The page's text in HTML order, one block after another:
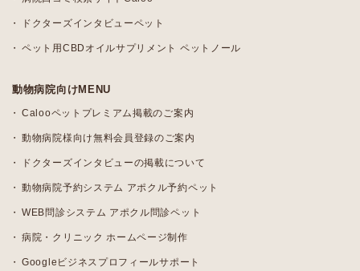
ドクターズインタビューペット
ペット用CBDオイルサプリメント ペットノール
動物病院向けMENU
Calooペットプレミアム掲載のご案内
動物病院様向け無料会員登録のご案内
ドクターズインタビューの掲載について
動物病院予約システム アポクル予約ペット
WEB問診システム アポクル問診ペット
病院・クリニック ホームページ制作
Googleビジネスプロフィールサポート